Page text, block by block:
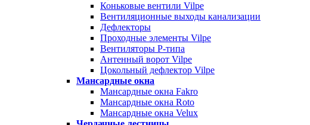
Коньковые вентили Vilpe
Вентиляционные выходы канализации
Дефлекторы
Проходные элементы Vilpe
Вентиляторы P-типа
Антенный ворот Vilpe
Цокольный дефлектор Vilpe
Мансардные окна
Мансардные окна Fakro
Мансардные окна Roto
Мансардные окна Velux